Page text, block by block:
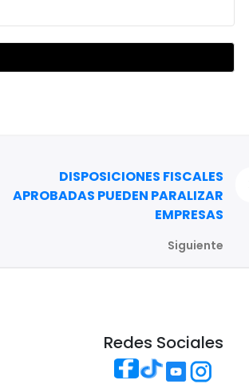
DISPOSICIONES FISCALES
APROBADAS PUEDEN PARALIZAR
EMPRESAS
Siguiente
Redes Sociales